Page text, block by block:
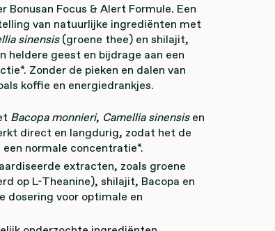
Bonusan Focus & Alert Formule. Een
van natuurlijke ingrediënten met
sinensis(groene thee) en shilajit,
heldere geest en bijdrage aan een
Zonder de pieken en dalen van
koffie en energiedrankjes.
Bacopa monnieri, Camellia sinensisen
direct en langdurig, zodat het de
normale concentratie*.
extracten, zoals groene
op L-Theanine), shilajit, Bacopa en
dosering voor optimale en